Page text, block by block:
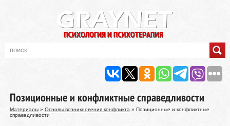
Позиционные и конфликтные справедливости
Материалы» Основы возникновения конфликта » Позиционные и конфликтные
справедливости